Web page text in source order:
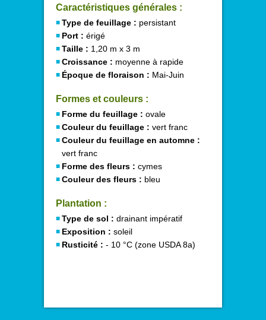
Caractéristiques générales :
Type de feuillage : persistant
Port : érigé
Taille : 1,20 m x 3 m
Croissance : moyenne à rapide
Époque de floraison : Mai-Juin
Formes et couleurs :
Forme du feuillage : ovale
Couleur du feuillage : vert franc
Couleur du feuillage en automne :
vert franc
Forme des fleurs : cymes
Couleur des fleurs : bleu
Plantation :
Type de sol : drainant impératif
Exposition : soleil
Rusticité : - 10 °C (zone USDA 8a)